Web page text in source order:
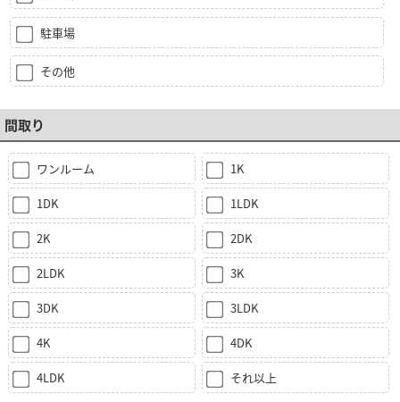
駐車場
その他
間取り
ワンルーム 1K
1DK 1LDK
2K 2DK
2LDK 3K
3DK 3LDK
4K 4DK
4LDK それ以上